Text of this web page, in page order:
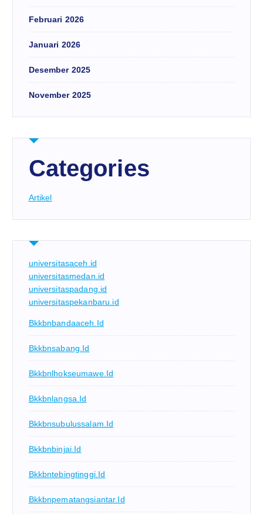
Februari 2026
Januari 2026
Desember 2025
November 2025
Categories
Artikel
universitasaceh.id
universitasmedan.id
universitaspadang.id
universitaspekanbaru.id
Bkkbnbandaaceh.id
Bkkbnsabang.id
Bkkbnlhokseumawe.id
Bkkbnlangsa.id
Bkkbnsubulussalam.id
Bkkbnbinjai.id
Bkkbntebingtinggi.id
Bkkbnpematangsiantar.id